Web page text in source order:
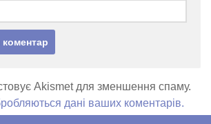
Akismet для зменшення спаму.
дані ваших коментарів.